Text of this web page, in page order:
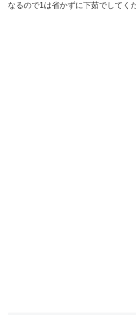
なるので1は省かずに下茹でしてく